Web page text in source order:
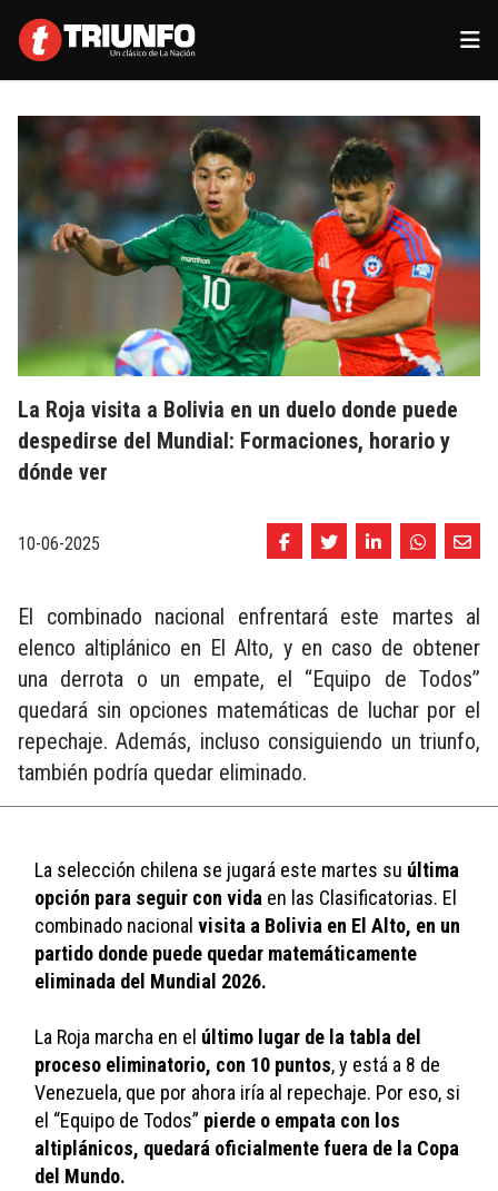
La Roja visita a Bolivia en un duelo donde puede
despedirse del Mundial: Formaciones, horario y
dónde ver
10-06-2025
El combinado nacional enfrentará este martes al
elenco altiplánico en El Alto, y en caso de obtener
una derrota o un empate, el “Equipo de Todos”
quedará sin opciones matemáticas de luchar por el
repechaje. Además, incluso consiguiendo un triunfo,
también podría quedar eliminado.
La selección chilena se jugará este martes su última
opción para seguir con vida en las Clasificatorias. El
combinado nacional visita a Bolivia en El Alto, en un
partido donde puede quedar matemáticamente
eliminada del Mundial 2026.
La Roja marcha en el último lugar de la tabla del
proceso eliminatorio, con 10 puntos, y está a 8 de
Venezuela, que por ahora iría al repechaje. Por eso, si
el “Equipo de Todos” pierde o empata con los
altiplánicos, quedará oficialmente fuera de la Copa
del Mundo.